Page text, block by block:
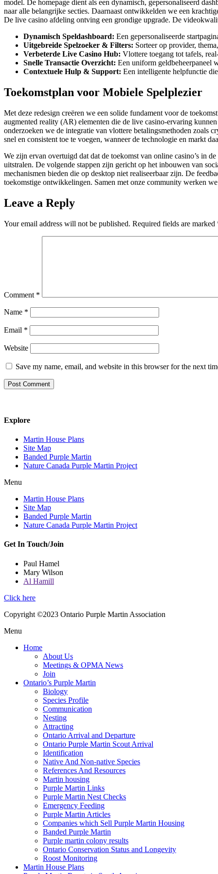
model. De homepage dient als een dynamisch, gepersonaliseerd
naar alle belangrijke secties. Daarnaast ontwikkelden we een
De live casino afdeling ontving een grondige upgrade. De
Dynamisch Speldashboard: Een gepersonaliseerde
Uitgebreide Spelzoeker & Filters: Sorteer op provider,
Verbeterde Live Casino Hub: Vlottere toegang tot tafels,
Snelle Transactie Overzicht: Een uniform geldbeheerpaneel
Contextuele Hulp & Support: Een intelligente helpfunctie
Toekomstplan voor Mobiele Spelplezier
Met deze redesign creëren we een solide fundament voor de
augmented reality (AR) elementen die de live casino-ervaring
onderzoeken we de integratie van vlottere betalingsmethoden zoals
snel en consistent toe te voegen, wanneer de technologie en markt
We zijn ervan overtuigd dat dat de toekomst van online casino’s in
uitstralen. De volgende stappen zijn gericht op het inbouwen van
mechanismen bieden die op desktop niet realiseerbaar zijn. De
toekomstige ontwikkelingen. Samen met onze community werken
Leave a Reply
Your email address will not be published. Required fields are marked
Comment *
Name *
Email *
Website
Save my name, email, and website in this browser for the next
Explore
Martin House Plans
Site Map
Banded Purple Martin
Nature Canada Purple Martin Project
Menu
Martin House Plans
Site Map
Banded Purple Martin
Nature Canada Purple Martin Project
Get In Touch/Join
Paul Hamel
Mary Wilson
Al Hamill
Click here
Copyright ©2023 Ontario Purple Martin Association
Menu
Home
About Us
Meetings & OPMA News
Join
Ontario’s Purple Martin
Biology
Species Profile
Communication
Nesting
Attracting
Ontario Arrival and Departure
Ontario Purple Martin Scout Arrival
Identification
Native And Non-native Species
References And Resources
Martin housing
Purple Martin Links
Purple Martin Nest Checks
Emergency Feeding
Purple Martin Articles
Companies which Sell Purple Martin Housing
Banded Purple Martin
Purple martin colony results
Ontario Conservation Status and Longevity
Roost Monitoring
Martin House Plans